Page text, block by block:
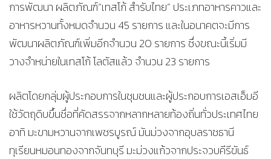
การพัฒนา ผลิตภัณฑ์“เทสโก้ สำรับไทย” ประเภทอาหารคาวและ
อาหารหวานทั้งหมดจำนวน 45 รายการ และในอนาคตจะมีการ
พัฒนาผลิตภัณฑ์เพิ่มอีกจำนวน 20 รายการ ซึ่งขณะนี้เริ่มมี
วางจำหน่ายในเทสโก้ โลตัสแล้ว จำนวน 23 รายการ
ผลิตโดยกลุ่มผู้ประกอบการในชุมชนและผู้ประกอบการเอสเอ็มอี
ใช้วัตถุดิบขึ้นชื่อที่คัดสรรจากหลากหลายท้องถิ่นทั่วประเทศไทย
อาทิ มะขามหวานจากเพชรบูรณ์ มันม่วงจากอุบลราชธานี
ทุเรียนหมอนทองจากจันทบุรี มะม่วงแก้วจากประจวบคีรีขันธ์